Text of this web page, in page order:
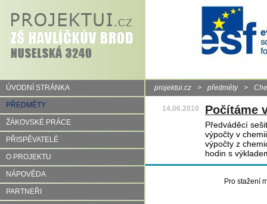
ÚVODNÍ STRÁNKA
PŘEDMĚTY
ŽÁKOVSKÉ PRÁCE
PŘISPĚVATELÉ
O PROJEKTU
NÁPOVĚDA
PARTNEŘI
projektui.cz > předměty >
14.06.2010 Počítáme
Předváděcí
výpočty v
výpočty z
hodin s
Pro stažení